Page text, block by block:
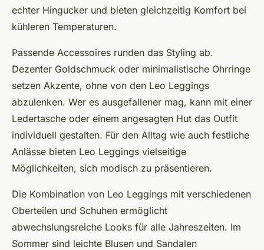
echter Hingucker und bieten gleichzeitig Komfort bei
kühleren Temperaturen.
Passende Accessoires runden das Styling ab.
Dezenter Goldschmuck oder minimalistische Ohrringe
setzen Akzente, ohne von den Leo Leggings
abzulenken. Wer es ausgefallener mag, kann mit einer
Ledertasche oder einem angesagten Hut das Outfit
individuell gestalten. Für den Alltag wie auch festliche
Anlässe bieten Leo Leggings vielseitige
Möglichkeiten, sich modisch zu präsentieren.
Die Kombination von Leo Leggings mit verschiedenen
Oberteilen und Schuhen ermöglicht
abwechslungsreiche Looks für alle Jahreszeiten. Im
Sommer sind leichte Blusen und Sandalen